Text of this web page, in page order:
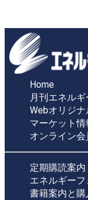
Home
月刊エネル
Webオリジナ
マーケット情
オンライン
定期購読案内
エネルギー
書籍案内と購